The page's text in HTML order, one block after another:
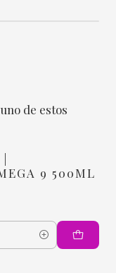
de estos
9 500ML